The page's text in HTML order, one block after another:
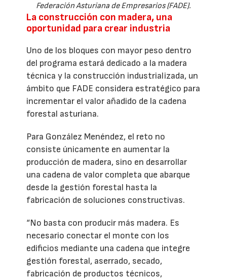
Federación Asturiana de Empresarios (FADE).
La construcción con madera, una
oportunidad para crear industria
Uno de los bloques con mayor peso dentro
del programa estará dedicado a la madera
técnica y la construcción industrializada, un
ámbito que FADE considera estratégico para
incrementar el valor añadido de la cadena
forestal asturiana.
Para González Menéndez, el reto no
consiste únicamente en aumentar la
producción de madera, sino en desarrollar
una cadena de valor completa que abarque
desde la gestión forestal hasta la
fabricación de soluciones constructivas.
“No basta con producir más madera. Es
necesario conectar el monte con los
edificios mediante una cadena que integre
gestión forestal, aserrado, secado,
fabricación de productos técnicos,